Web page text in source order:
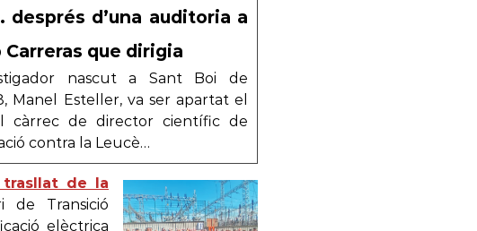
després d’una auditoria a
que dirigia
nascut a Sant Boi de
Manel Esteller, va ser apartat el
càrrec de director científic de
contra la Leucè…
trasllat de la
de Transició
elèctrica